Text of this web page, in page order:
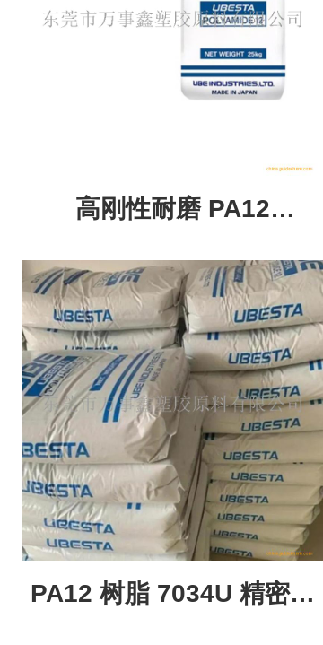
高刚性耐磨 PA12
3030GU601 工业密封基座
专用原料
PA12 树脂 7034U 精密配